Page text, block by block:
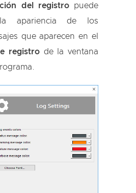
del registropuede
la apariencia de los
que aparecen en el
registro de la ventana